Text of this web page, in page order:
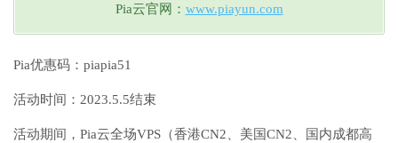
Pia云官网： www.piayun.com
Pia优惠码：piapia51
活动时间：2023.5.5结束
活动期间，Pia云全场VPS（香港CN2、美国CN2、国内成都高